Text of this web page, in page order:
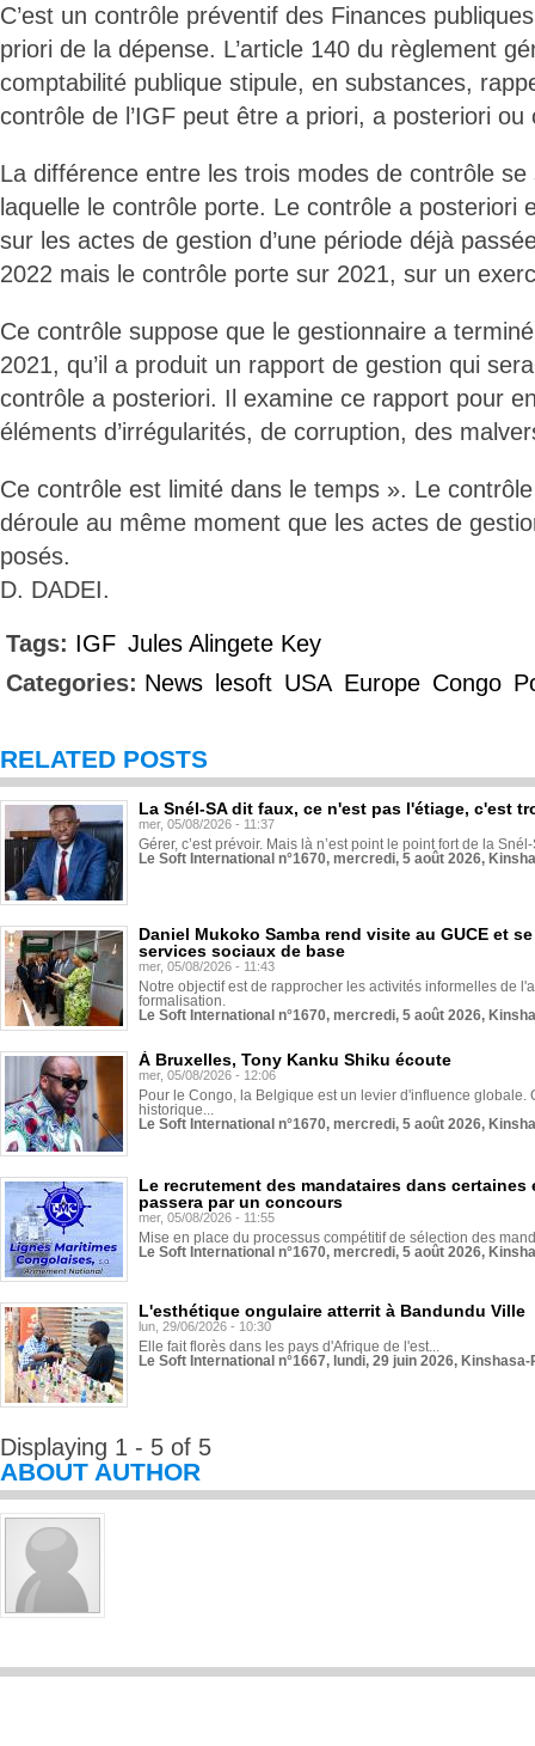
C’est un contrôle préventif des Finances
priori de la dépense. L’article 140 du règlement
comptabilité publique stipule, en substances,
contrôle de l’IGF peut être a priori, a posteriori ou
La différence entre les trois modes de contrôle
laquelle le contrôle porte. Le contrôle a posteriori
sur les actes de gestion d’une période déjà
2022 mais le contrôle porte sur 2021, sur un
Ce contrôle suppose que le gestionnaire a
2021, qu’il a produit un rapport de gestion qui
contrôle a posteriori. Il examine ce rapport pour
éléments d’irrégularités, de corruption, des
Ce contrôle est limité dans le temps ». Le
déroule au même moment que les actes de
posés.
D. DADEI.
Tags: IGF Jules Alingete Key
Categories: News lesoft USA Europe Congo
RELATED POSTS
La Snél-SA dit faux, ce n'est pas l'étiage, c'est
mer, 05/08/2026 - 11:37
Gérer, c’est prévoir. Mais là n’est point le point fort de la
Le Soft International n°1670, mercredi, 5 août 2026,
Daniel Mukoko Samba rend visite au GUCE et
services sociaux de base
mer, 05/08/2026 - 11:43
Notre objectif est de rapprocher les activités informelles de
formalisation.
Le Soft International n°1670, mercredi, 5 août 2026,
À Bruxelles, Tony Kanku Shiku écoute
mer, 05/08/2026 - 12:06
Pour le Congo, la Belgique est un levier d'influence globale.
historique...
Le Soft International n°1670, mercredi, 5 août 2026,
Le recrutement des mandataires dans
passera par un concours
mer, 05/08/2026 - 11:55
Mise en place du processus compétitif de sélection des
Le Soft International n°1670, mercredi, 5 août 2026,
L'esthétique ongulaire atterrit à Bandundu Ville
lun, 29/06/2026 - 10:30
Elle fait florès dans les pays d'Afrique de l'est...
Le Soft International n°1667, lundi, 29 juin 2026,
Displaying 1 - 5 of 5
ABOUT AUTHOR